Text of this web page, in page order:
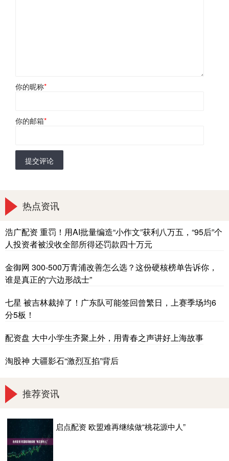
你的昵称*
你的邮箱*
提交评论
热点资讯
浩广配资 重罚！用AI批量编造“小作文”获利八万五，“95后”个
人投资者被没收全部所得还罚款四十万元
金御网 300-500万青浦改善怎么选？这份硬核榜单告诉你，
谁是真正的“六边形战士”
七星 被吉林裁掉了！广东队可能签回曾繁日，上赛季场均6
分5板！
配资盘 大中小学生齐聚上外，用青春之声讲好上海故事
淘股神 大疆影石“激烈互掐”背后
推荐资讯
启点配资 欧盟难再继续做“桃花源中人”